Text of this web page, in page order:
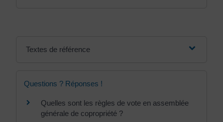
Textes de référence
Questions ? Réponses !
Quelles sont les règles de vote en assemblée
générale de copropriété ?